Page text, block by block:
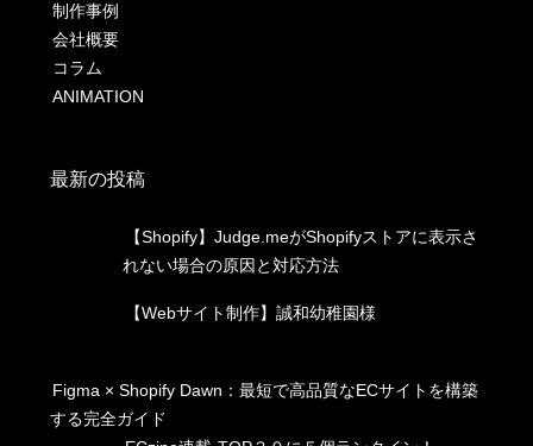
制作事例
会社概要
コラム
ANIMATION
最新の投稿
【Shopify】Judge.meがShopifyストアに表示さ
れない場合の原因と対応方法
【Webサイト制作】誠和幼稚園様
Figma × Shopify Dawn：最短で高品質なECサイトを構築
する完全ガイド